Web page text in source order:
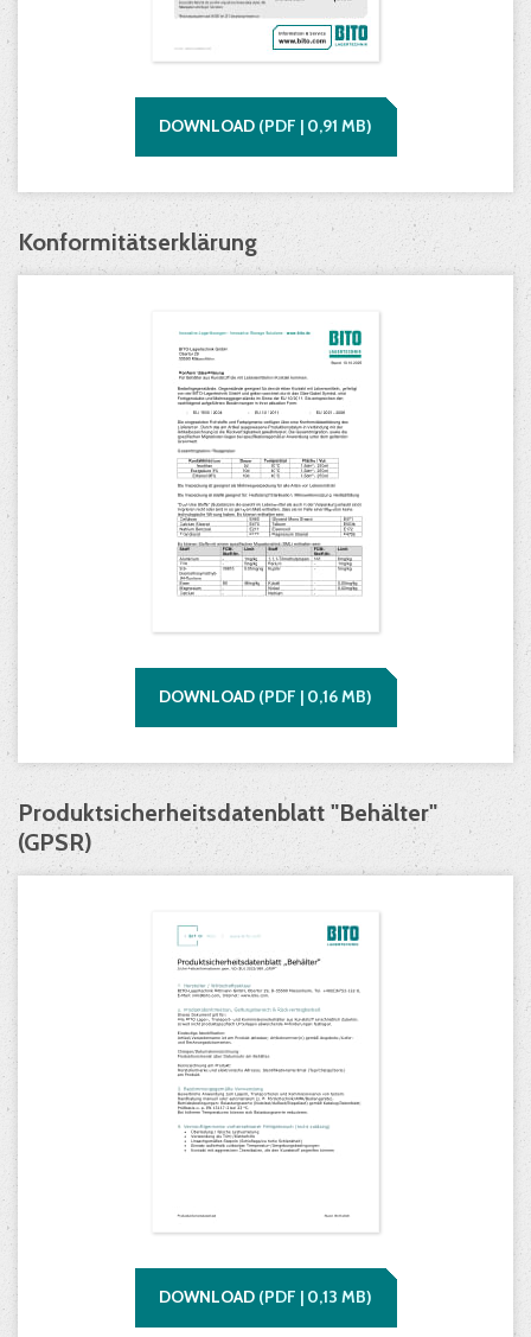
DOWNLOAD (PDF | 0,91 MB)
Konformitätserklärung
DOWNLOAD (PDF | 0,16MB)
Produktsicherheitsdatenblatt "Behälter"
(GPSR)
DOWNLOAD (PDF | 0,13 MB)